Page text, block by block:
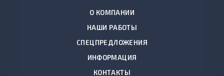
О КОМПАНИИ
НАШИ РАБОТЫ
СПЕЦПРЕДЛОЖЕНИЯ
ИНФОРМАЦИЯ
КОНТАКТЫ